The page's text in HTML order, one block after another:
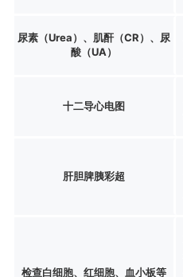
尿素（Urea）、肌酐（CR）、尿
酸（UA）
十二导心电图
肝胆脾胰彩超
检查白细胞、红细胞、血小板等